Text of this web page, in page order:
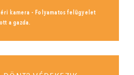
kamera - Folyamatos felügyelet
a gazda.